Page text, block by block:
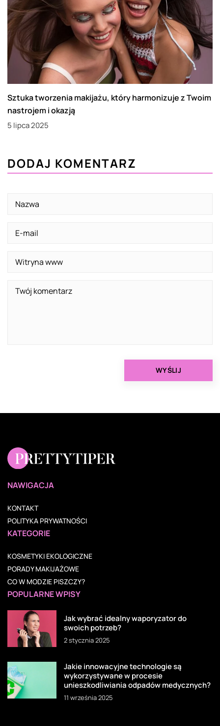
Sztuka tworzenia makijażu, który harmonizuje z Twoim
nastrojem i okazją
5 lipca 2025
DODAJ KOMENTARZ
NAWIGACJA
KONTAKT
POLITYKA PRYWATNOŚCI
KATEGORIE
KOSMETYKI EKOLOGICZNE
PORADY MAKIJAŻOWE
CO W MODZIE PISZCZY?
POPULARNE WPISY
Jak wybrać idealny waporyzator do
swoich potrzeb?
2 stycznia 2025
Jakie innowacyjne technologie są
wykorzystywane w procesie
unieszkodliwiania odpadów medycznych?
11 września 2025